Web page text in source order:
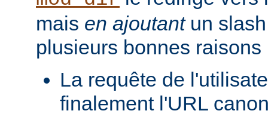
mais en ajoutantun slash
plusieurs bonnes raisons
La requête de
finalement l'URL